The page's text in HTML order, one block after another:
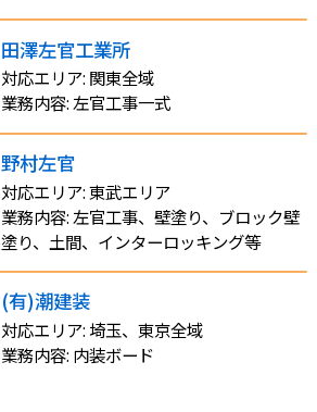
田澤左官工業所
対応エリア: 関東全域
業務内容: 左官工事一式
野村左官
対応エリア: 東武エリア
業務内容: 左官工事、壁塗り、ブロック壁
塗り、土間、インターロッキング等
(有)潮建装
対応エリア: 埼玉、東京全域
業務内容: 内装ボード